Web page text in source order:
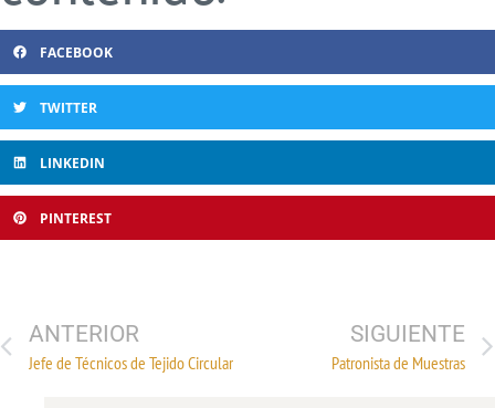
FACEBOOK
TWITTER
LINKEDIN
PINTEREST
ANTERIOR
Jefe de Técnicos de Tejido Circular
SIGUIENTE
Patronista de Muestras